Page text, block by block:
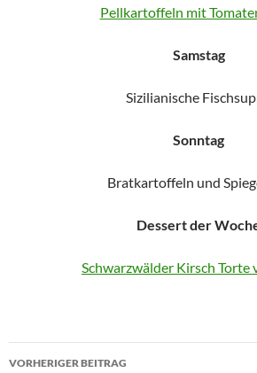
Pellkartoffeln mit
Samstag
Sizilianische
Sonntag
Bratkartoffeln und
Dessert der
Schwarzwälder Kirsch Torte
Beitragsnavigation
VORHERIGER BEITRAG